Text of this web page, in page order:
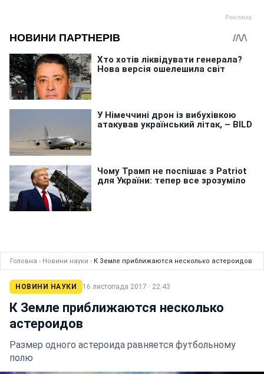
Головна › Новини науки › К Земле приближаются несколько астероидов
НОВИНИ НАУКИ 16 листопада 2017 · 22:43
К Земле приближаются несколько
астероидов
Размер одного астероида равняется футбольному
полю